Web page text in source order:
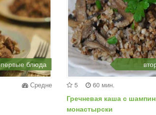
первые блюда
Средне 5 60 мин.
Гречневая каша с
монастырски